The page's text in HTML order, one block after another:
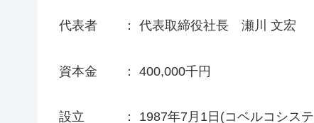
代表者 ： 代表取締役社長 瀬川 文宏
資本金 ： 400,000千円
設立 ： 1987年7月1日(コベルコシステ